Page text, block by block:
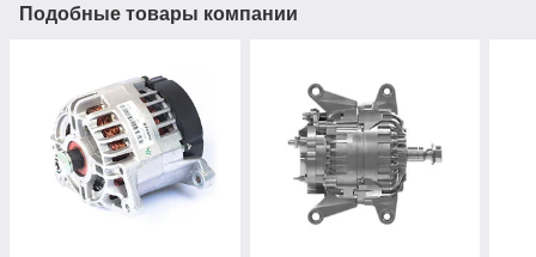
Подобные товары компании